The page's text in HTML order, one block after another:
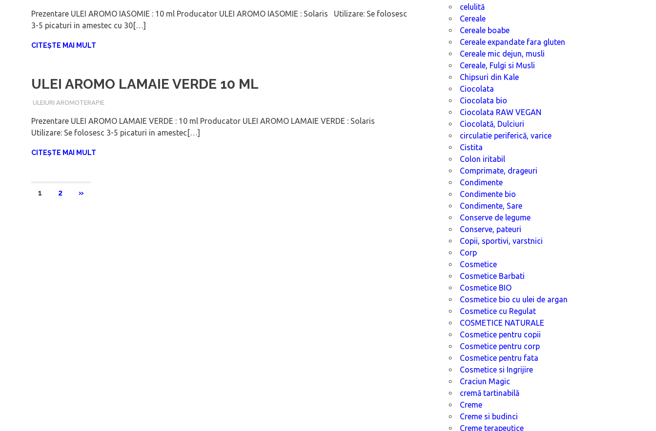
Prezentare ULEI AROMO IASOMIE : 10 ml Producator ULEI AROMO IASOMIE : Solaris Utilizare: Se folosesc
3-5 picaturi in amestec cu 30[…]
CITEȘTE MAI MULT
ULEI AROMO LAMAIE VERDE 10 ML
IANUARIE 6, 2018
ADMIN
ULEIURI AROMOTERAPIE
Prezentare ULEI AROMO LAMAIE VERDE : 10 ml Producator ULEI AROMO LAMAIE VERDE : Solaris
Utilizare: Se folosesc 3-5 picaturi in amestec[…]
CITEȘTE MAI MULT
1 2
ARTICOLE
»
celulită
Cereale
Cereale boabe
Cereale expandate fara gluten
Cereale mic dejun, musli
Cereale, Fulgi si Musli
Chipsuri din Kale
Ciocolata
Ciocolata bio
Ciocolata RAW VEGAN
Ciocolată, Dulciuri
circulatie periferică, varice
Cistita
Colon iritabil
Comprimate, drageuri
Condimente
Condimente bio
Condimente, Sare
Conserve de legume
Conserve, pateuri
Copii, sportivi, varstnici
Corp
Cosmetice
Cosmetice Barbati
Cosmetice BIO
Cosmetice bio cu ulei de argan
Cosmetice cu Regulat
COSMETICE NATURALE
Cosmetice pentru copii
Cosmetice pentru corp
Cosmetice pentru fata
Cosmetice si Ingrijire
Craciun Magic
cremă tartinabilă
Creme
Creme si budinci
Creme terapeutice